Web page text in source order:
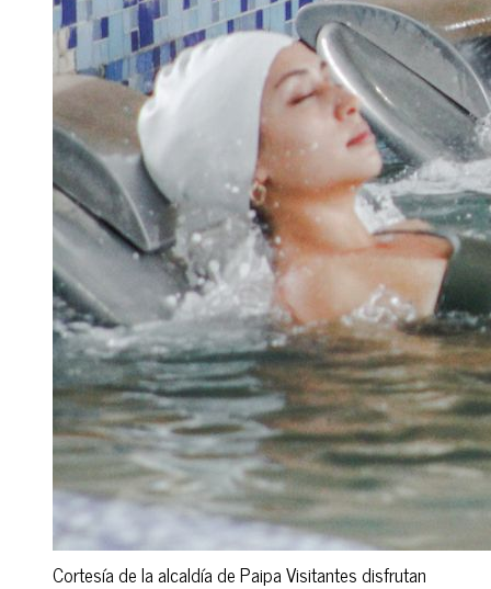
Cortesía de la alcaldía de Paipa Visitantes disfrutan